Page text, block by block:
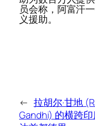
员会称，阿富汗
义援助。
← 拉胡尔·甘地
Gandhi) 的横跨